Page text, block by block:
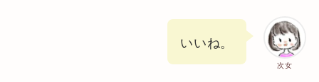
次女
いいね。